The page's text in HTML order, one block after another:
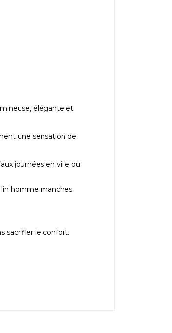
élégante et
une sensation de
journées en ville ou
lin homme manches
sacrifier le confort.